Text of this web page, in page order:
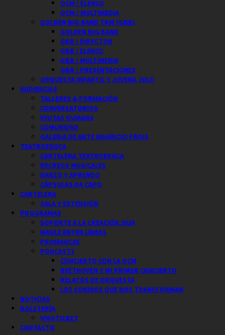
OCM / ELENCO
OCM / MULTIMEDIA
GOLDEN BIG BAND TRM (GBB)
GOLDEN BIG BAND
GBB / DIRECTOR
GBB / ELENCO
GBB / MULTIMEDIA
GBB / PRESENTACIONES
ORQUESTA INFANTIL Y JUVENIL (OIJ)
AUDIENCIAS
TALLERES & FORMACIÓN
CONVERSATORIOS
VISITAS GUIADAS
COMUNIDAD
GALERIA DE ARTE MAURICIO FROIS
TEATROEDUCA
CARTELERA TEATROEDUCA
RECREOS MUSICALES
DANZO Y APRENDO
CÁPSULAS DA CAPO
CARTELERA
SALA Y EXTENSIÓN
PROGRAMAS
SOPORTE A LA CREACIÓN 2026
MAULE ENTRE LÍNEAS
PROMAUCAE
PODCASTS
CONCIERTO CON LA OCM
BEETHOVEN Y MI PRIMER CONCIERTO
RELATOS DE ORQUESTA
LOS SONIDOS QUE NOS TRANSFORMAN
NOTICIAS
BOLETERÍA
VIVOTICKET
CONTACTO